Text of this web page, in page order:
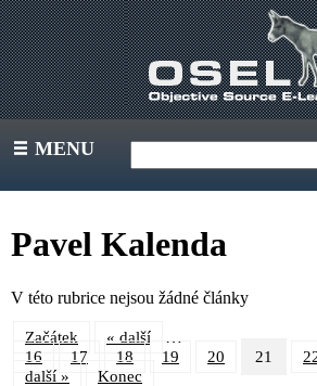
III MENU
Pavel Kalenda
V této rubrice nejsou žádné články
Začátek « další
16 17 18 19 20 21
další »
Konec